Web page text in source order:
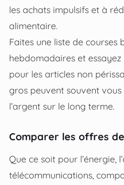
les achats impulsifs et à
alimentaire.
Faites une liste de courses
hebdomadaires et essayez
pour les articles non
gros peuvent souvent
l’argent sur le long terme.
Comparer les offres
Que ce soit pour l’énergie,
télécommunications,